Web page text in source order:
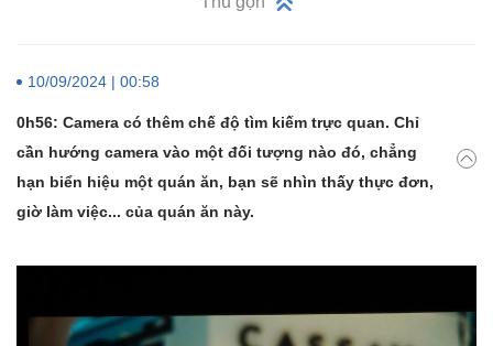
10/09/2024 | 00:58
0h56: Camera có thêm chế độ tìm kiếm trực quan. Chỉ
cần hướng camera vào một đối tượng nào đó, chẳng
hạn biển hiệu một quán ăn, bạn sẽ nhìn thấy thực đơn,
giờ làm việc... của quán ăn này.